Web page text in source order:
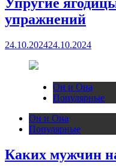
упражнений
24.10.202424.10.2024
Он и Она
Популярные
Он и Она
Популярные
Каких мужчин